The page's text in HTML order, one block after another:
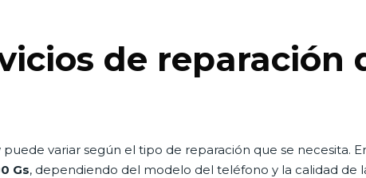
de reparación
variar según el tipo de reparación que se necesita.
Gs, dependiendo del modelo del teléfono y la calidad de